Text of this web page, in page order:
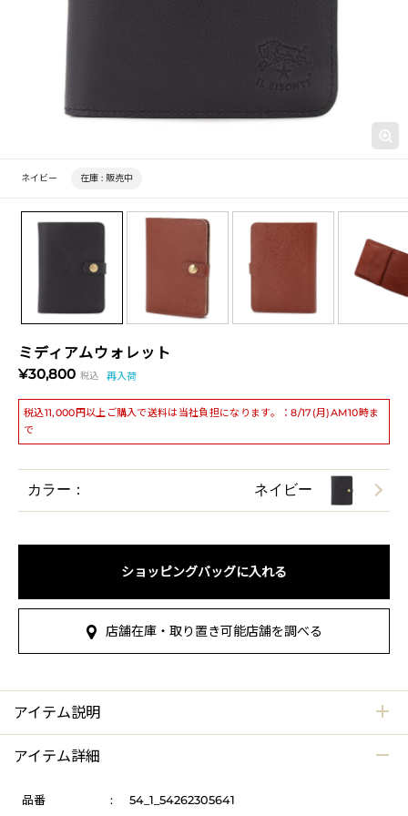
ミディアムウォレット
¥30,800 税込 再入荷
税込11,000円以上ご購入で送料は当社負担になります。：8/17(月)AM10時ま
で
ネイビー 在庫 : 販売中
カラー： ネイビー
ショッピングバッグに入れる
店舗在庫・取り置き可能店舗を調べる
アイテム説明
アイテム詳細
品番 :
54_1_54262305641